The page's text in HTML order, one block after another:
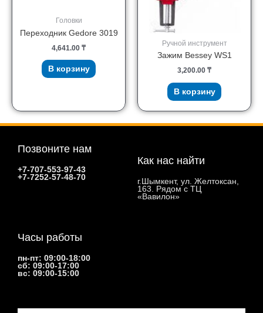
Головки
Переходник Gedore 3019
4,641.00 ₸
В корзину
Ручной инструмент
Зажим Bessey WS1
3,200.00 ₸
В корзину
Позвоните нам
+7-707-553-97-43
+7-7252-57-48-70
Как нас найти
г.Шымкент, ул. Желтоксан,
163. Рядом с ТЦ
«Вавилон»
Часы работы
пн-пт: 09:00-18:00
сб: 09:00-17:00
вс: 09:00-15:00